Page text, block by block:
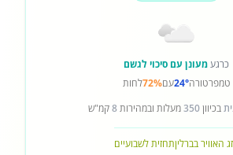
כרגעמעונן עם סיכוי לגשם
טמפרטורה24°עם72%לחות
בכיוון350מעלות ובמהירות8קמ"ש
האוויר בברליןתחזית לשבועיים